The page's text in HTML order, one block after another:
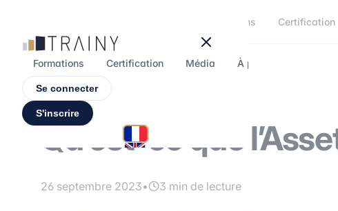
Formations Certification
Formations Certification Média À propos
Se connecter
S'inscrire
Qu’est-ce que
26 septembre 2023• 3 min de lecture